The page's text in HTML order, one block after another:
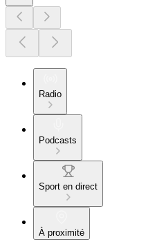
Radio
Podcasts
Sport en direct
À proximité